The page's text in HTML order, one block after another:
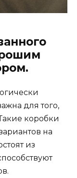
для того,
коробки
на
из